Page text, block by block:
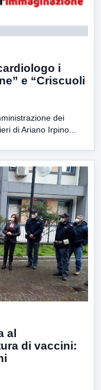
i
e “Criscuoli
dei
di Ariano Irpino...
al
di vaccini: